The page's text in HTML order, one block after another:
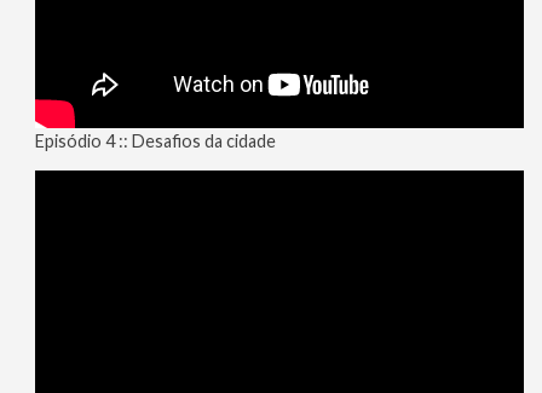
Episódio 4 :: Desafios da cidade